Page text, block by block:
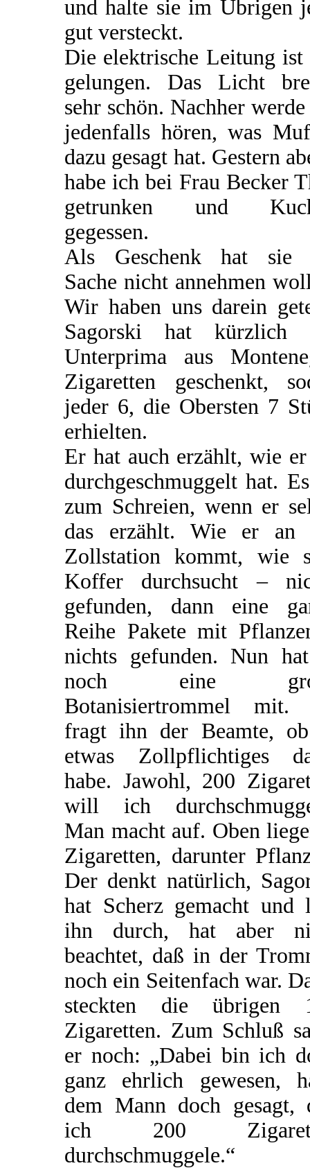
und halte sie im Übrigen
gut versteckt.
Die elektrische Leitung ist
gelungen. Das Licht
sehr schön. Nachher
jedenfalls hören, was
dazu gesagt hat. Gestern
habe ich bei Frau Becker
getrunken und
gegessen.
Als Geschenk hat sie
Sache nicht annehmen
Wir haben uns darein
Sagorski hat kürzlich
Unterprima aus
Zigaretten geschenkt,
jeder 6, die Obersten 7
erhielten.
Er hat auch erzählt, wie
durchgeschmuggelt hat.
zum Schreien, wenn er
das erzählt. Wie er an
Zollstation kommt, wie
Koffer durchsucht –
gefunden, dann eine
Reihe Pakete mit
nichts gefunden. Nun
noch eine
Botanisiertrommel mit.
fragt ihn der Beamte,
etwas Zollpflichtiges
habe. Jawohl, 200
will ich
Man macht auf. Oben
Zigaretten, darunter
Der denkt natürlich,
hat Scherz gemacht und
ihn durch, hat aber
beachtet, daß in der
noch ein Seitenfach war.
steckten die übrigen
Zigaretten. Zum Schluß
er noch: „Dabei bin ich
ganz ehrlich gewesen,
dem Mann doch gesagt,
ich 200
durchschmuggele.“